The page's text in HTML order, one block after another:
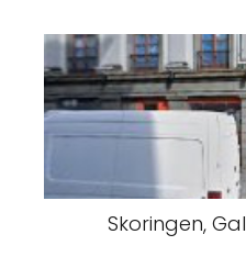
Skoringen,